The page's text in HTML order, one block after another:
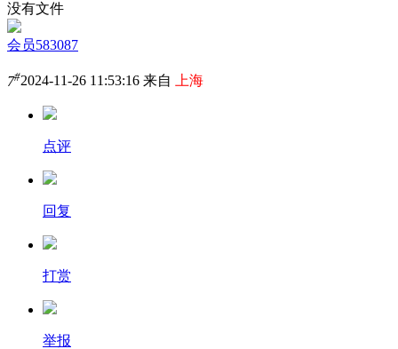
没有文件
会员583087
7#2024-11-26 11:53:16 来自 上海
点评
回复
打赏
举报